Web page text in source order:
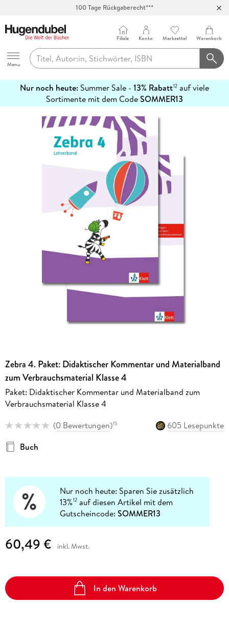
100 Tage Rückgaberecht***
Hugendubel
Menu
Filiale Konto Merkzettel Warenkorb
Nur noch heute: Summer Sale - 13% Rabatt12 auf viele
Sortimente mit dem CodeSOMMER13
erfahren
Zebra 4. Paket: Didaktischer Kommentar und Materialband
zum Verbrauchsmaterial Klasse 4
Paket: Didaktischer Kommentar und Materialband zum
Verbrauchsmaterial Klasse 4
(0 Bewertungen)15
605 Lesepunkte
Buch
Nur noch heute: Sparen Sie zusätzlich
13%12 auf diesen Artikel mit dem
Gutscheincode:SOMMER13
60,49 € inkl. Mwst.
In den Warenkorb